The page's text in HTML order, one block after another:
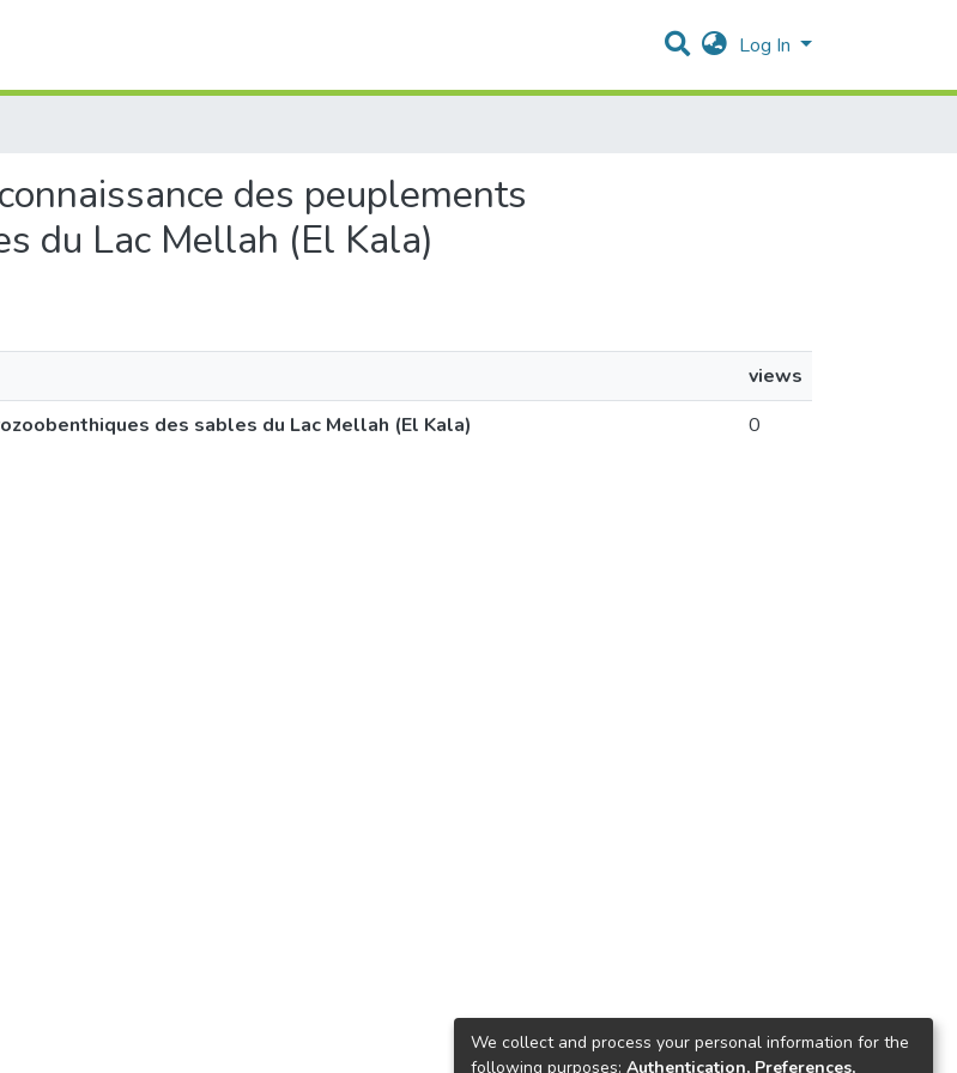
Log In
des peuplements
du Lac Mellah (El Kala)
views
des sables du Lac Mellah (El Kala)
0
We collect and process your personal information for the
following purposes: Authentication, Preferences,